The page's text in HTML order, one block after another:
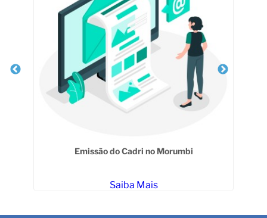
Emissão do Cadri no Morumbi
Saiba Mais